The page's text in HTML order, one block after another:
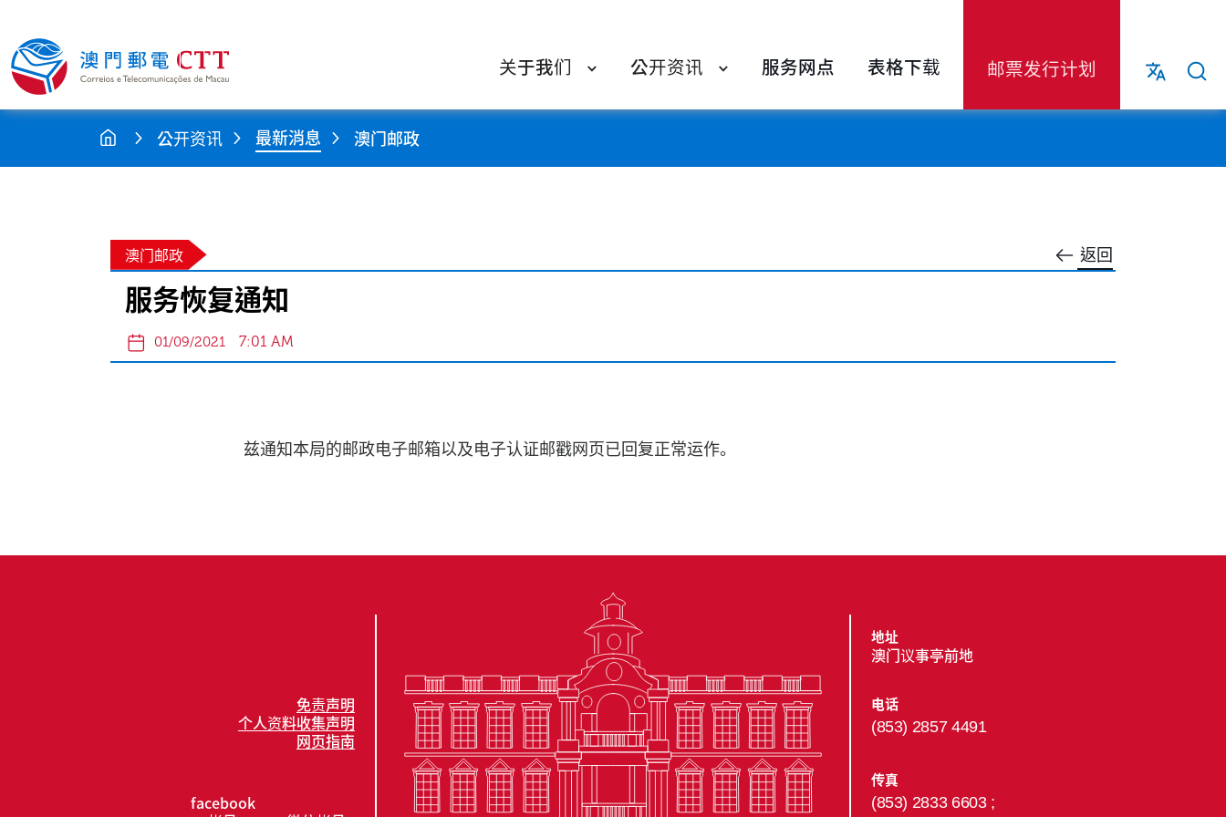
关于我们 公开资讯 服务网点 表格下载 邮票发行计划
公开资讯 最新消息 澳门邮政
返回
澳门邮政
服务恢复通知
01/09/2021 7:01 AM
兹通知本局的邮政电子邮箱以及电子认证邮戳网页已回复正常运作。
免责声明
个人资料收集声明
网页指南
facebook
地址
澳门议事亭前地
电话
(853) 2857 4491
传真
(853) 2833 6603 ;